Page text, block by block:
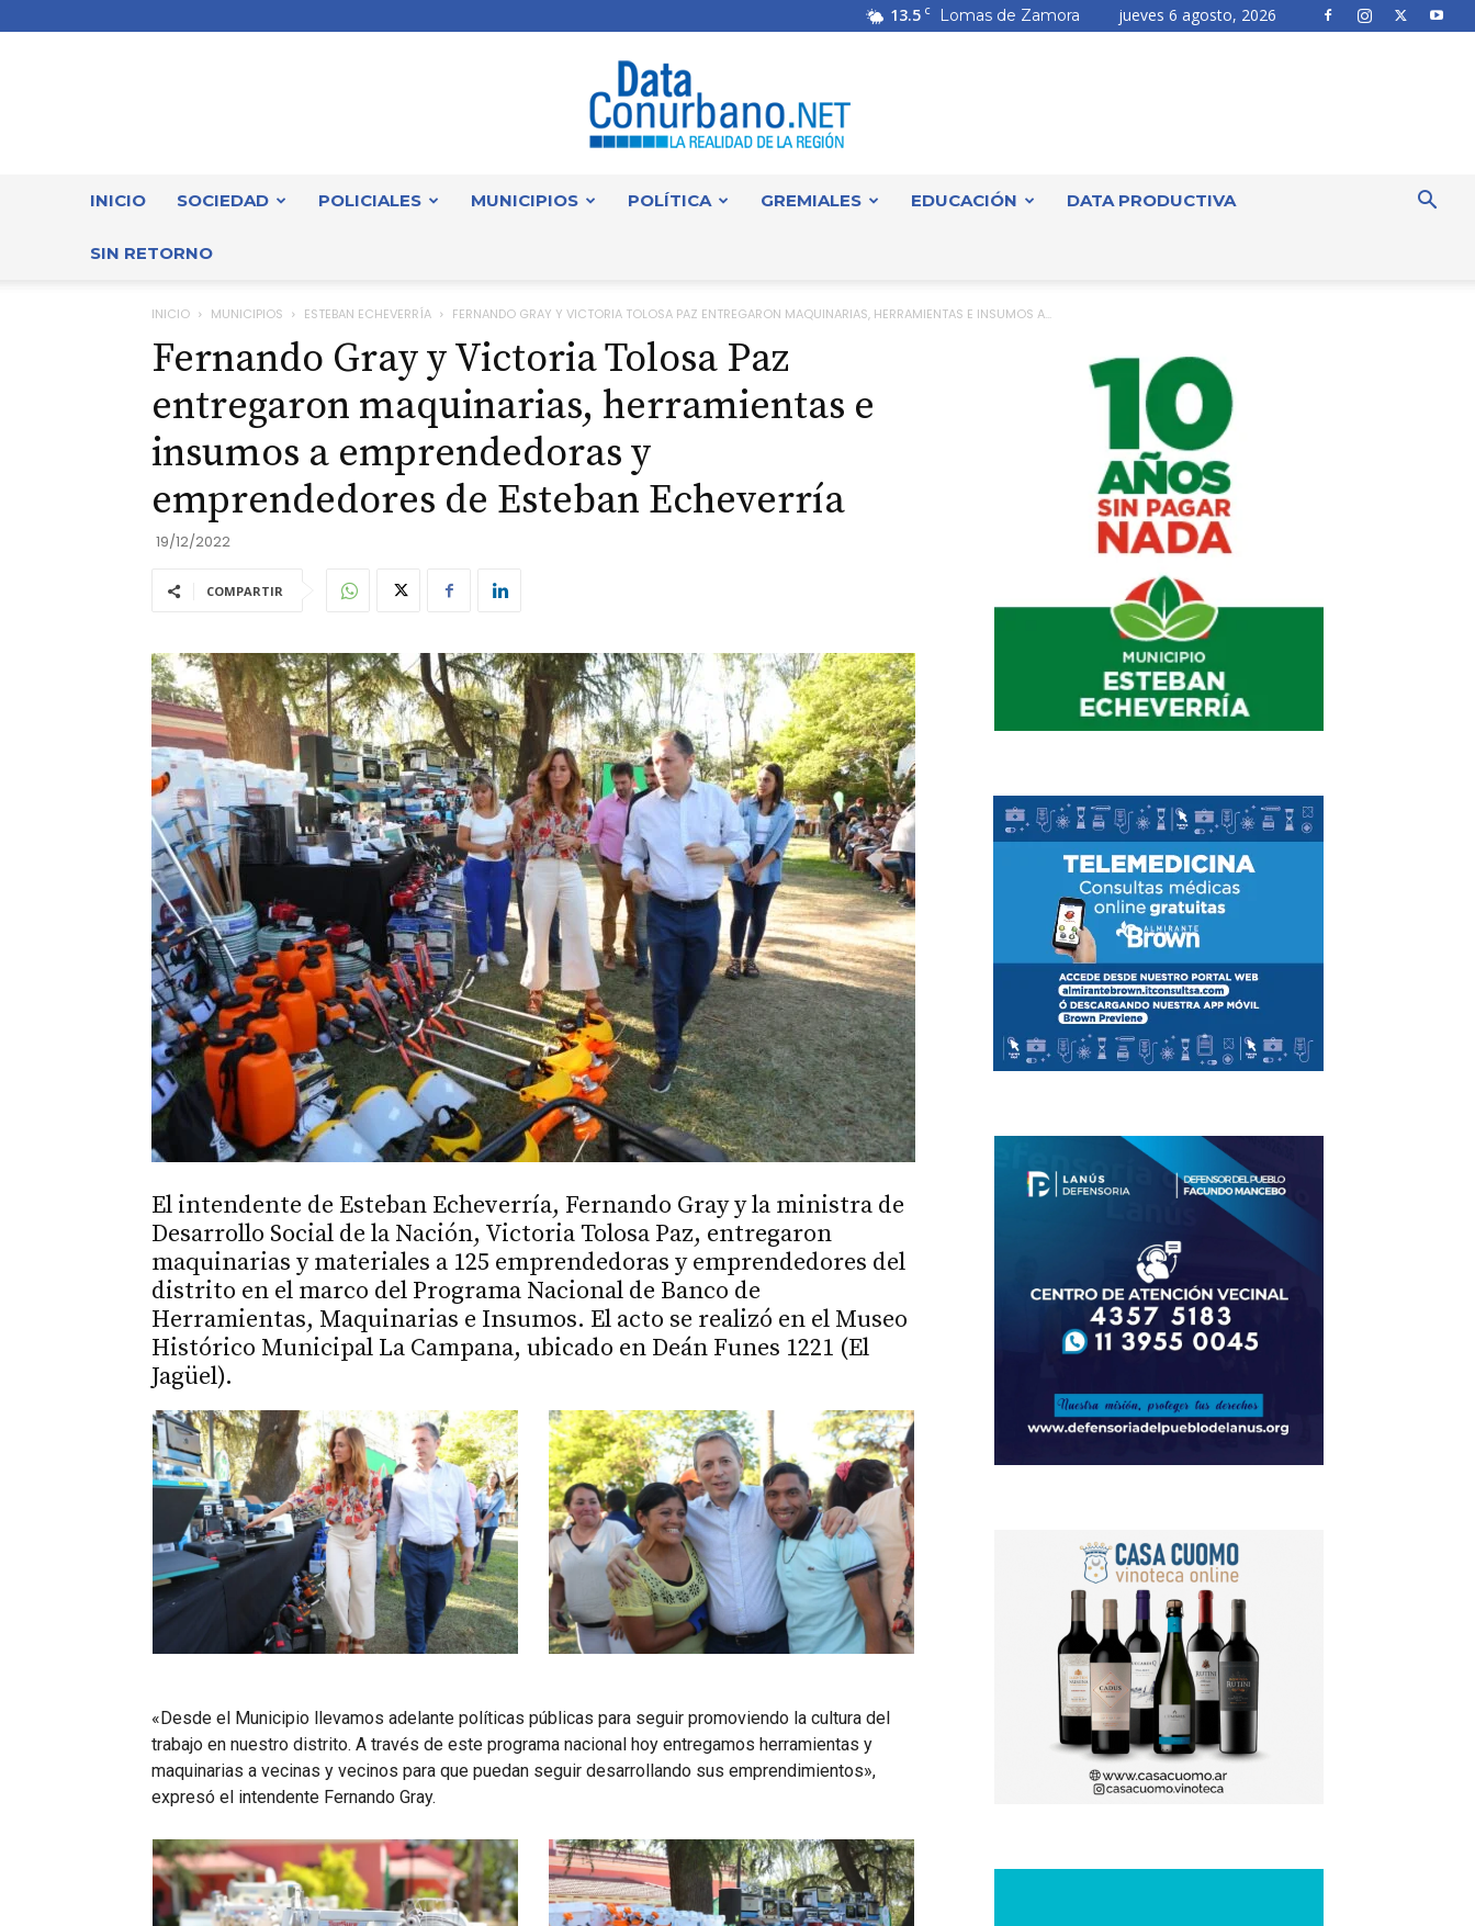
13.5 C Lomas de Zamora jueves 6 agosto, 2026
INICIO SOCIEDAD POLICIALES MUNICIPIOS POLÍTICA GREMIALES EDUCACIÓN DATA PRODUCTIVA
SIN RETORNO
INICIO MUNICIPIOS ESTEBAN ECHEVERRÍA FERNANDO GRAY Y VICTORIA TOLOSA PAZ ENTREGARON MAQUINARIAS, HERRAMIENTAS E INSUMOS A...
Fernando Gray y Victoria Tolosa Paz
entregaron maquinarias, herramientas e
insumos a emprendedoras y
emprendedores de Esteban Echeverría
19/12/2022
COMPARTIR
El intendente de Esteban Echeverría, Fernando Gray y la ministra de
Desarrollo Social de la Nación, Victoria Tolosa Paz, entregaron
maquinarias y materiales a 125 emprendedoras y emprendedores del
distrito en el marco del Programa Nacional de Banco de
Herramientas, Maquinarias e Insumos. El acto se realizó en el Museo
Histórico Municipal La Campana, ubicado en Deán Funes 1221 (El
Jagüel).
«Desde el Municipio llevamos adelante políticas públicas para seguir promoviendo la cultura del
trabajo en nuestro distrito. A través de este programa nacional hoy entregamos herramientas y
maquinarias a vecinas y vecinos para que puedan seguir desarrollando sus emprendimientos»,
expresó el intendente Fernando Gray.